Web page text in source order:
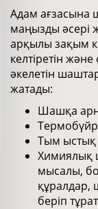
Адам ағзасына
маңызды әсері
арқылы зақым
келтіретін
әкелетін
жатады:
Шашқа
Тым ыстық
Химиялық
мысалы,
құралдар,
беріп